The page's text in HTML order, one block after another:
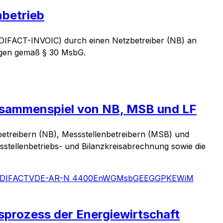
INVOIC) durch einen Netzbetreiber (NB) an
gemäß § 30 MsbG.
von NB, MSB und LF
(NB), Messstellenbetreibern (MSB) und
und Bilanzkreisabrechnung sowie die
VDE-AR-N 4400EnWGMsbGEEGGPKEWiM
der Energiewirtschaft